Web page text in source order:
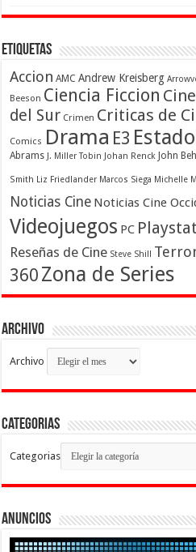
Etiquetas
Accion AMC Andrew Kreisberg
Beeson Ciencia Ficcion
del Sur Crimen Criticas de
Comics Drama E3
Abrams J. Miller Tobin Johan Renck John
Smith Liz Friedlander Marcos Siega Michelle
Noticias Cine Noticias Cine
Videojuegos PC
Reseñas de Cine Steve Shill
360 Zona de Series
Archivo
Archivo
Categorias
Categorias
Anuncios